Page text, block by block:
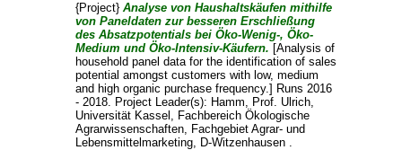
{Project} Analyse von Haushaltskäufen mithilfe
von Paneldaten zur besseren Erschließung
des Absatzpotentials bei Öko-Wenig-, Öko-
Medium und Öko-Intensiv-Käufern. [Analysis of
household panel data for the identification of sales
potential amongst customers with low, medium
and high organic purchase frequency.] Runs 2016
- 2018. Project Leader(s): Hamm, Prof. Ulrich,
Universität Kassel, Fachbereich Ökologische
Agrarwissenschaften, Fachgebiet Agrar- und
Lebensmittelmarketing, D-Witzenhausen .